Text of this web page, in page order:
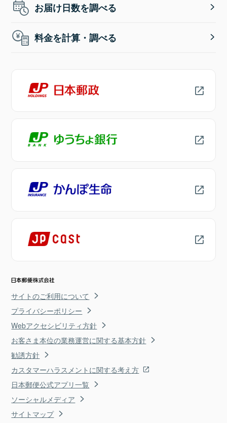
お届け日数を調べる
料金を計算・調べる
サイトのご利用について
プライバシーポリシー
Webアクセシビリティ方針
お客さま本位の業務運営に関する基本方針
勧誘方針
カスタマーハラスメントに関する考え方
日本郵便公式アプリ一覧
ソーシャルメディア
サイトマップ